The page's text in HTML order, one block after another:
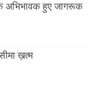
अभिभावक हुए जागरूक
ख़त्म